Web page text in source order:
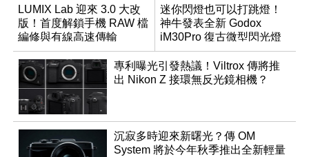
LUMIX Lab 迎來 3.0 大改
版！首度解鎖手機 RAW 檔
編修與有線高速傳輸
迷你閃燈也可以打跳燈！
神牛發表全新 Godox
iM30Pro 復古微型閃光燈
專利曝光引發熱議！Viltrox 傳將推
出 Nikon Z 接環無反光鏡相機？
沉寂多時迎來新曙光？傳 OM
System 將於今年秋季推出全新輕量